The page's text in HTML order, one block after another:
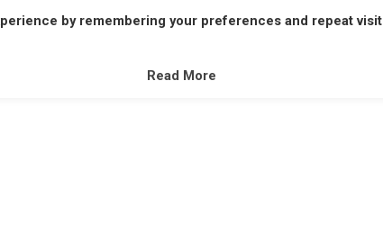
B C D E F G H I J K L M
by remembering your preferences and repeat
Read More